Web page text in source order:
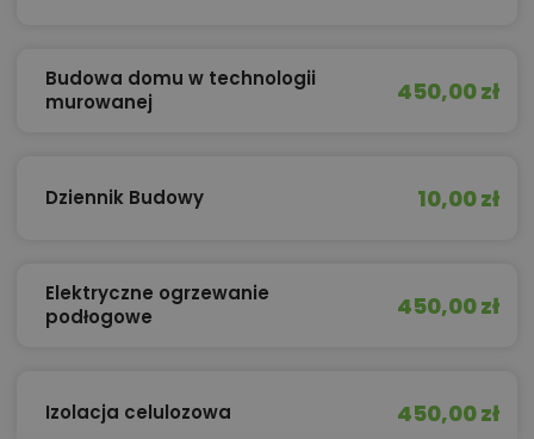
Budowa domu w technologii
murowanej
450,00 zł
Dziennik Budowy 10,00 zł
Elektryczne ogrzewanie
podłogowe
450,00 zł
Izolacja celulozowa 450,00 zł